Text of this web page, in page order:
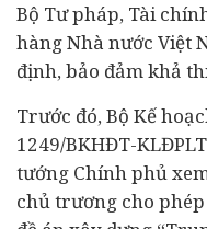
Bộ Tư pháp, Tài
hàngNhà nước Việt
định, bảo đảm khả
Trước đó, Bộ Kế
1249/BKHĐT-
tướng Chính phủ
chủ trương cho